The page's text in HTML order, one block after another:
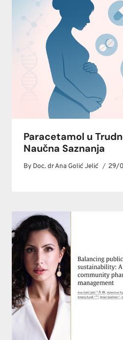
Paracetamol u
Naučna Saznanja
By Doc. dr Ana Golić Jelić 29/